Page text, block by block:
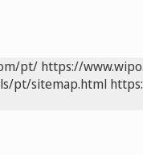
pt/ https://
pt/sitemap.html